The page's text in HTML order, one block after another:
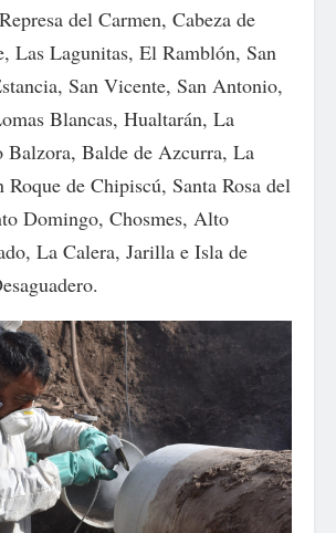
del Carmen, Cabeza de
Las Lagunitas, El Ramblón, San
San Vicente, San Antonio,
Blancas, Hualtarán, La
Balzora, Balde de Azcurra, La
Roque de Chipiscú, Santa Rosa del
Domingo, Chosmes, Alto
La Calera, Jarilla e Isla de